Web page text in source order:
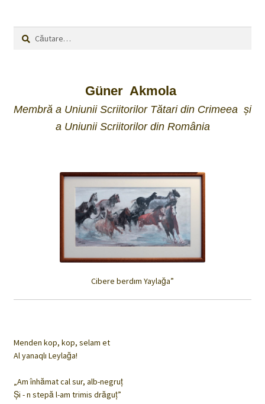
Caută
după:
Güner Akmola
Membră a Uniunii Scriitorilor Tătari din Crimeea și
a Uniunii Scriitorilor din România
Cibere berdım Yaylağa”
Menden kop, kop, selam et
Al yanaqlı Leylağa!
„Am înhămat cal sur, alb-negruț
Şi - n stepă l-am trimis drăguț”